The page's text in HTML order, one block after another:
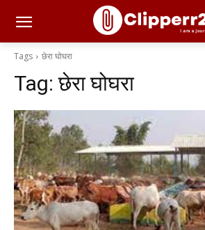
Tags छेरा घोघरा
Tag:छेरा घोघरा